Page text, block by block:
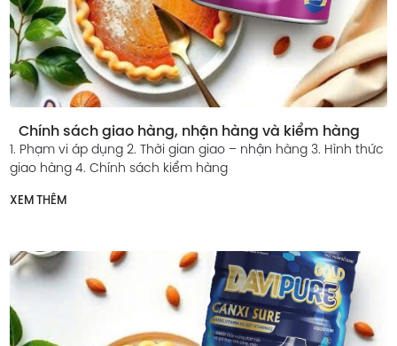
Chính sách giao hàng, nhận hàng và kiểm hàng
1. Phạm vi áp dụng 2. Thời gian giao – nhận hàng 3. Hình thức
giao hàng 4. Chính sách kiểm hàng
XEM THÊM